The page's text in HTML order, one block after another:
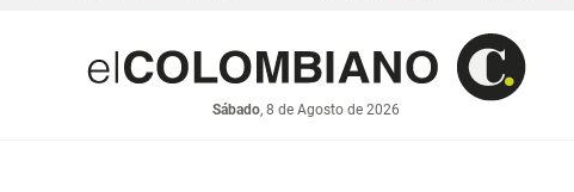
Sábado, 8 de Agosto de 2026